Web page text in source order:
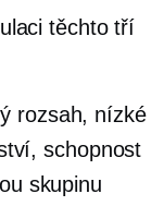
těchto tří
rozsah, nízké
schopnost
skupinu